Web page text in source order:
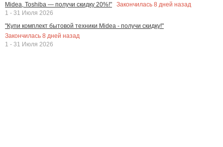
Midea, Toshiba — получи скидку 20%!"
Закончилась 8 дней назад
1 - 31 Июля 2026
"Купи комплект бытовой техники Midea - получи скидку!"
Закончилась 8 дней назад
1 - 31 Июля 2026